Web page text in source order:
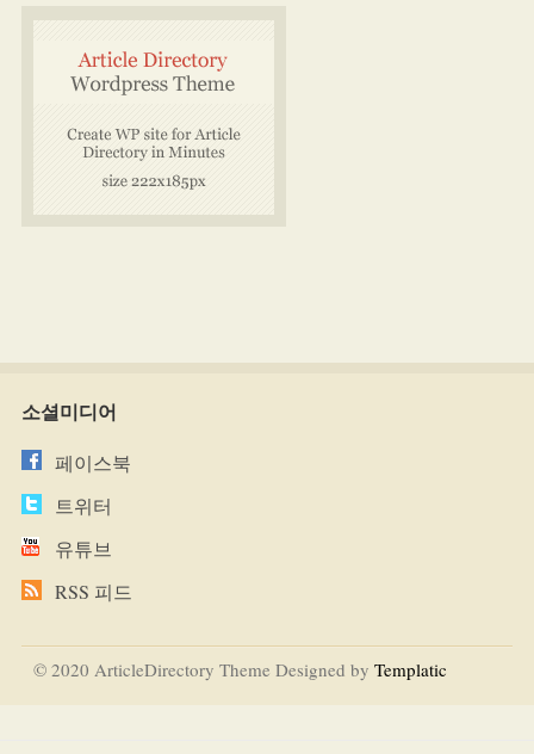
소셜미디어
페이스북
트위터
유튜브
RSS 피드
© 2020 ArticleDirectory Theme Designed by Templatic